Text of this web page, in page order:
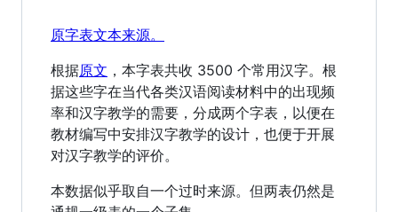
原字表文本来源。
根据原文 ，本字表共收 3500 个常用汉字。根
据这些字在当代各类汉语阅读材料中的出现频
率和汉字教学的需要，分成两个字表，以便在
教材编写中安排汉字教学的设计，也便于开展
对汉字教学的评价。
本数据似乎取自一个过时来源。但两表仍然是